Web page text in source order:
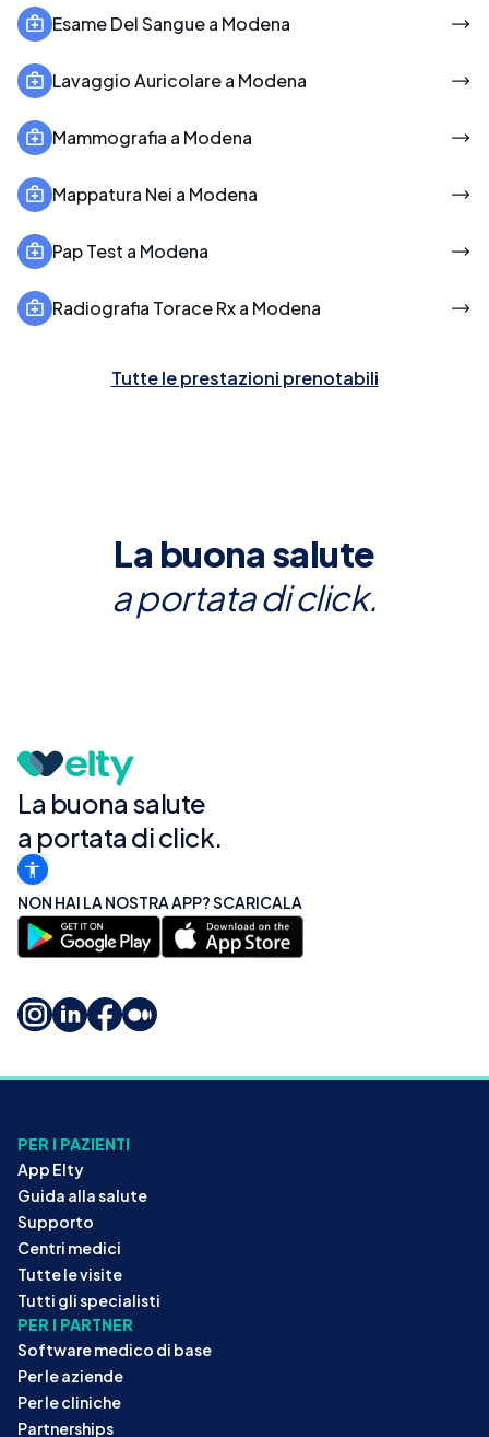
Esame Del Sangue a Modena
Lavaggio Auricolare a Modena
Mammografia a Modena
Mappatura Nei a Modena
Pap Test a Modena
Radiografia Torace Rx a Modena
Tutte le prestazioni prenotabili
La buona salute
a portata di click.
La buona salute
a portata di click.
NON HAI LA NOSTRA APP? SCARICALA
PER I PAZIENTI
App Elty
Guida alla salute
Supporto
Centri medici
Tutte le visite
Tutti gli specialisti
PER I PARTNER
Software medico di base
Per le aziende
Per le cliniche
Partnerships